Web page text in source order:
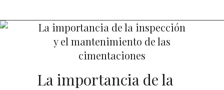
La importancia de la inspección
y el mantenimiento de las
cimentaciones
La importancia de la